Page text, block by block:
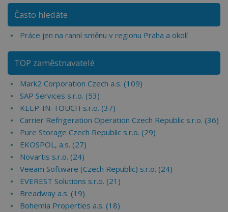
Často hledáte
Práce jen na ranní směnu v regionu Praha a okolí
TOP zaměstnavatelé
Mark2 Corporation Czech a.s. (109)
SAP Services s.r.o. (53)
KEEP-IN-TOUCH s.r.o. (37)
Carrier Refrigeration Operation Czech Republic s.r.o. (36)
Pure Storage Czech Republic s.r.o. (29)
EKOSPOL, a.s. (27)
Novartis s.r.o. (24)
Veeam Software (Czech Republic) s.r.o. (24)
EVEREST Solutions s.r.o. (21)
Breadway a.s. (19)
Bohemia Properties a.s. (18)